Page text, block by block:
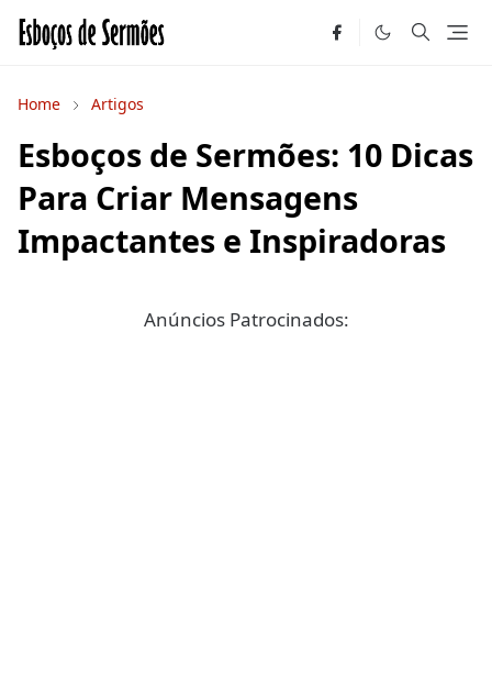
Home Artigos
Esboços de Sermões: 10 Dicas
Para Criar Mensagens
Impactantes e Inspiradoras
Anúncios Patrocinados: